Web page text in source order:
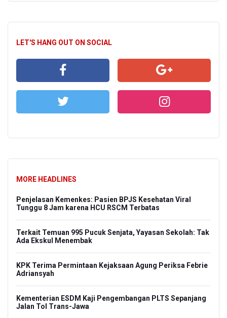
LET'S HANG OUT ON SOCIAL
MORE HEADLINES
Penjelasan Kemenkes: Pasien BPJS Kesehatan Viral
Tunggu 8 Jam karena HCU RSCM Terbatas
Terkait Temuan 995 Pucuk Senjata, Yayasan Sekolah: Tak
Ada Ekskul Menembak
KPK Terima Permintaan Kejaksaan Agung Periksa Febrie
Adriansyah
Kementerian ESDM Kaji Pengembangan PLTS Sepanjang
Jalan Tol Trans-Jawa